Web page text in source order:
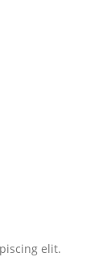
elit.